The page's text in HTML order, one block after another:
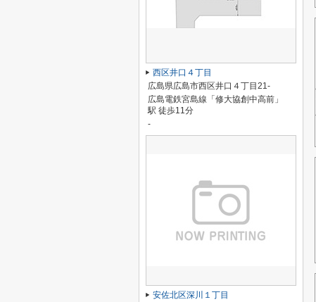
西区井口４丁目
広島県広島市西区井口４丁目21-
広島電鉄宮島線「修大協創中高前」
駅 徒歩11分
-
安佐北区深川１丁目